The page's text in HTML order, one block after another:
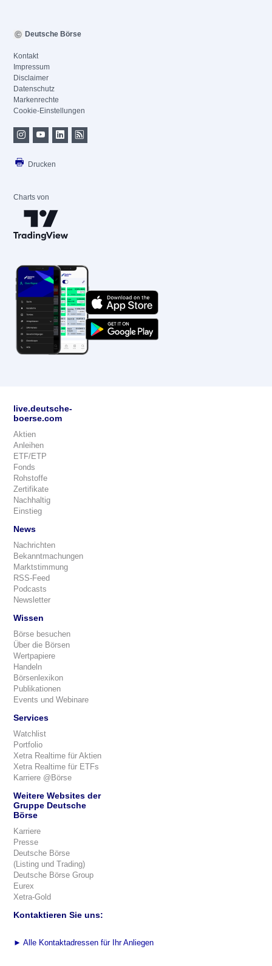
Deutsche Börse
Kontakt
Impressum
Disclaimer
Datenschutz
Markenrechte
Cookie-Einstellungen
Drucken
Charts von
live.deutsche-
boerse.com
Aktien
Anleihen
ETF/ETP
Fonds
Rohstoffe
Zertifikate
Nachhaltig
Einstieg
News
Nachrichten
Bekanntmachungen
Marktstimmung
RSS-Feed
Podcasts
Newsletter
Wissen
Börse besuchen
Über die Börsen
Wertpapiere
Handeln
Börsenlexikon
Publikationen
Events und Webinare
Services
Watchlist
Portfolio
Xetra Realtime für Aktien
Xetra Realtime für ETFs
Karriere @Börse
Weitere Websites der
Gruppe Deutsche
Börse
Karriere
Presse
Deutsche Börse
(Listing und Trading)
Deutsche Börse Group
Eurex
Xetra-Gold
Kontaktieren Sie uns:
► Alle Kontaktadressen für Ihr Anliegen